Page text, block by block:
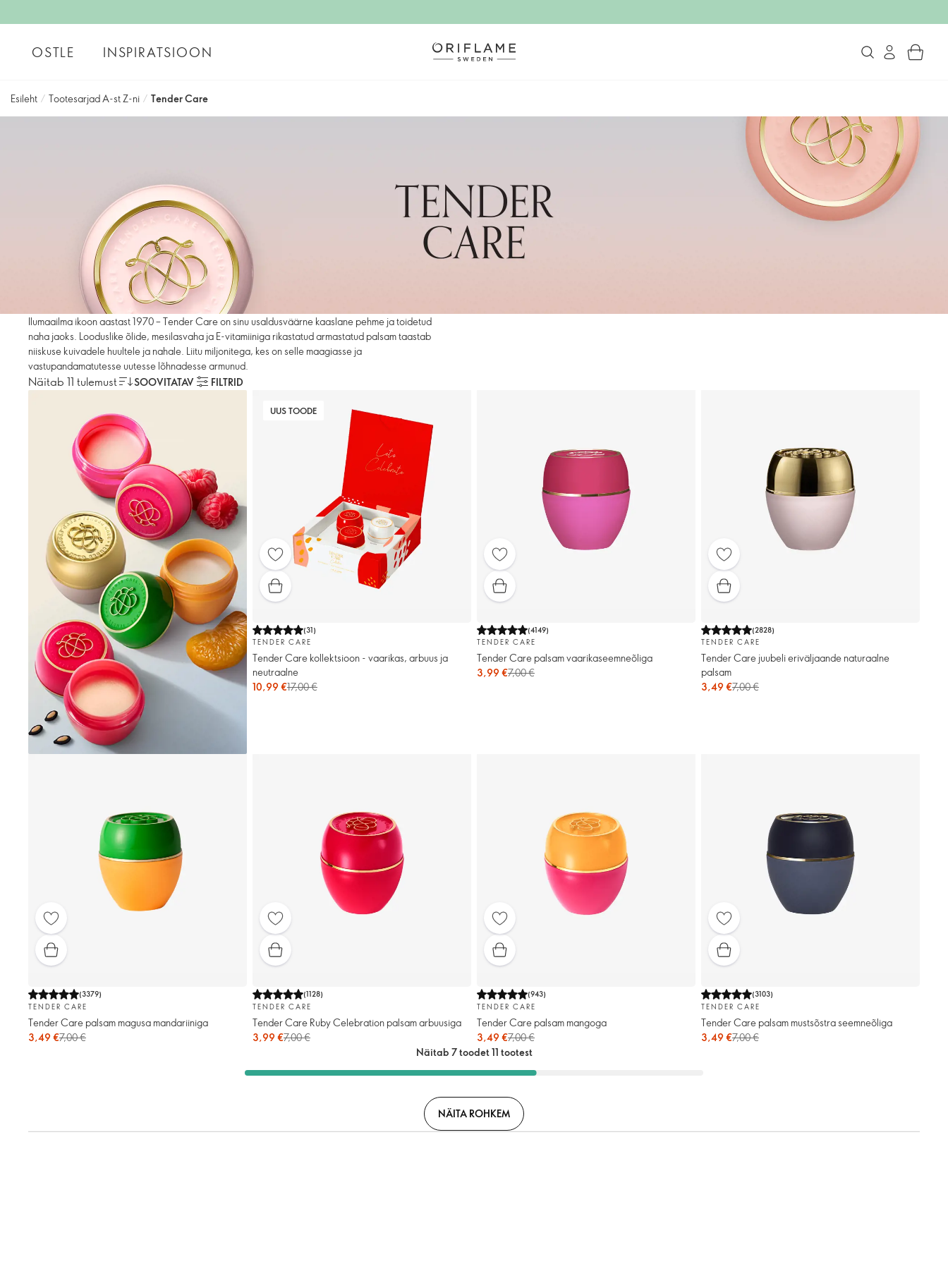
OSTLE INSPIRATSIOON
Esileht / Tootesarjad A-st Z-ni / Tender Care
Ilumaailma ikoon aastast 1970 – Tender Care on sinu usaldusväärne kaaslane pehme ja toidetud
naha jaoks. Looduslike õlide, mesilasvaha ja E-vitamiiniga rikastatud armastatud palsam taastab
niiskuse kuivadele huultele ja nahale. Liitu miljonitega, kes on selle maagiasse ja
vastupandamatutesse uutesse lõhnadesse armunud.
Näitab 11 tulemust SOOVITATAV FILTRID
UUS TOODE
(31)
TENDER CARE
Tender Care kollektsioon - vaarikas, arbuus ja
neutraalne
10,99 €17,00 €
(4149)
TENDER CARE
Tender Care palsam vaarikaseemneõliga
3,99 €7,00 €
(2828)
TENDER CARE
Tender Care juubeli eriväljaande naturaalne
palsam
3,49 €7,00 €
(3379)
TENDER CARE
Tender Care palsam magusa mandariiniga
3,49 €7,00 €
(1128)
TENDER CARE
Tender Care Ruby Celebration palsam arbuusiga
3,99 €7,00 €
(943)
TENDER CARE
Tender Care palsam mangoga
3,49 €7,00 €
(3103)
TENDER CARE
Tender Care palsam mustsõstra seemneõliga
3,49 €7,00 €
Näitab 7 toodet 11 tootest
NÄITA ROHKEM